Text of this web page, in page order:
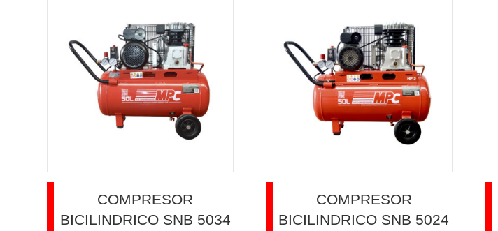
COMPRESOR
BICILINDRICO SNB 5034
COMPRESOR
BICILINDRICO SNB 5024